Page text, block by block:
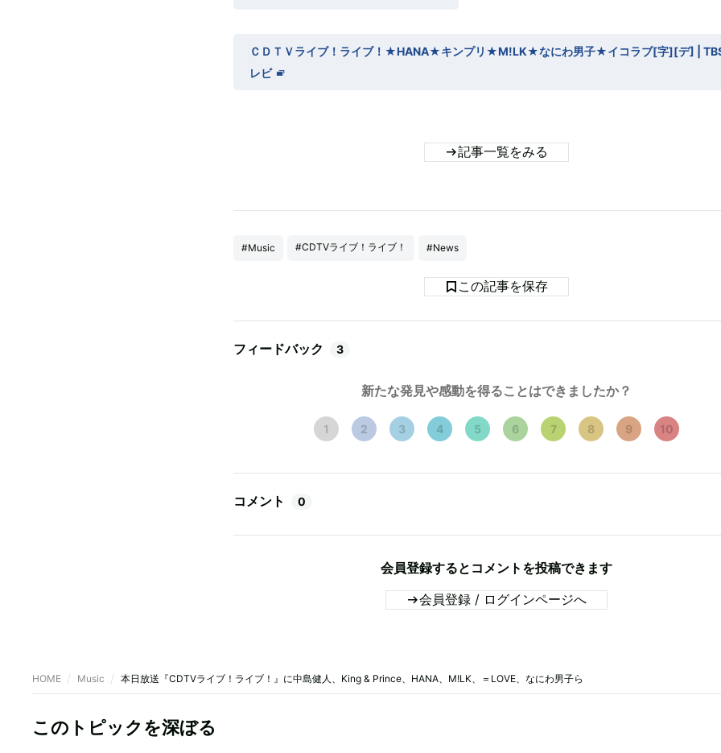
ＣＤＴＶライブ！ライブ！★HANA★キンプリ★M!LK★なにわ男子★イコラブ[字][デ] |
レビ
記事一覧をみる
#Music #CDTVライブ！ライブ！ #News
この記事を保存
フィードバック 3
新たな発見や感動を得ることはできましたか？
1 2 3 4 5 6 7 8 9 10
コメント 0
会員登録するとコメントを投稿できます
会員登録 / ログインページへ
HOME Music 本日放送『CDTVライブ！ライブ！』に中島健人、King & Prince、HANA、M!LK、＝LOVE、なにわ男子ら
このトピックを深ぼる